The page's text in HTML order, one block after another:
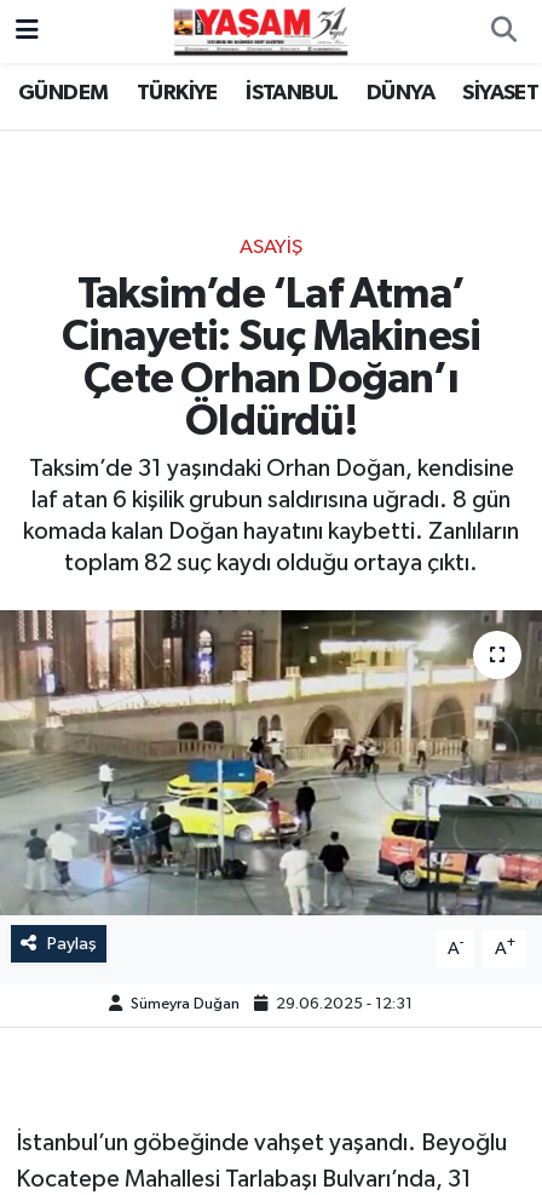
GÜNDEM TÜRKİYE İSTANBUL DÜNYA SİYASET
ASAYİŞ
Taksim’de ‘Laf Atma’
Cinayeti: Suç Makinesi
Çete Orhan Doğan’ı
Öldürdü!
Taksim’de 31 yaşındaki Orhan Doğan, kendisine
laf atan 6 kişilik grubun saldırısına uğradı. 8 gün
komada kalan Doğan hayatını kaybetti. Zanlıların
toplam 82 suç kaydı olduğu ortaya çıktı.
Paylaş A- A+
Sümeyra Duğan 29.06.2025 - 12:31
İstanbul’un göbeğinde vahşet yaşandı. Beyoğlu
Kocatepe Mahallesi Tarlabaşı Bulvarı’nda, 31